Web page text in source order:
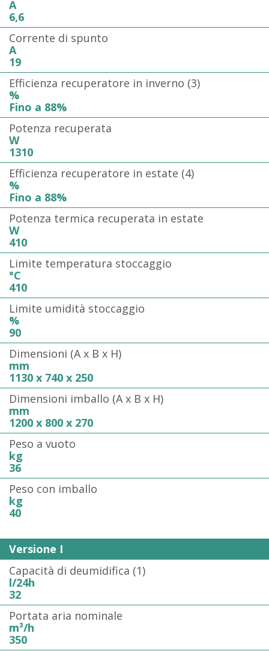
A
6,6
Corrente di spunto
A
19
Efficienza recuperatore in inverno (3)
%
Fino a 88%
Potenza recuperata
W
1310
Efficienza recuperatore in estate (4)
%
Fino a 88%
Potenza termica recuperata in estate
W
410
Limite temperatura stoccaggio
°C
410
Limite umidità stoccaggio
%
90
Dimensioni (A x B x H)
mm
1130 x 740 x 250
Dimensioni imballo (A x B x H)
mm
1200 x 800 x 270
Peso a vuoto
kg
36
Peso con imballo
kg
40
Versione I
Capacità di deumidifica (1)
l/24h
32
Portata aria nominale
m³/h
350